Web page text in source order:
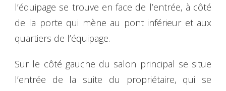
l’équipage se trouve en face de l’entrée, à côté
de la porte qui mène au pont inférieur et aux
quartiers de l’équipage.
Sur le côté gauche du salon principal se situe
l’entrée de la suite du propriétaire, qui se